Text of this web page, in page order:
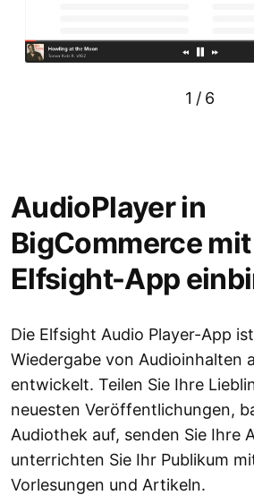
1 / 6
AudioPlayer in
BigCommerce
Elfsight-App
Die Elfsight Audio Player-App
Wiedergabe von Audioinhalten
entwickelt. Teilen Sie Ihre
neuesten Veröffentlichungen,
Audiothek auf, senden Sie Ihre
unterrichten Sie Ihr Publikum
Vorlesungen und Artikeln.